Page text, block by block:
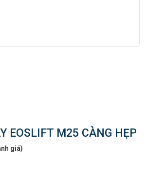
EOSLIFT M25 CÀNG HẸP
giá)